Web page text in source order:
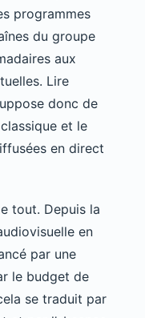
programmes
du groupe
aux
Lire
donc de
et le
en direct
tout. Depuis la
en
par une
le budget de
se traduit par